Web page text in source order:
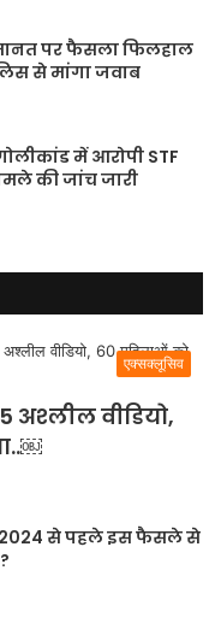
पर फैसला फिलहाल
से मांगा जवाब
में आरोपी STF
की जांच जारी
एक्सक्लूसिव
अश्लील वीडियो,
2024 से पहले इस फैसले से